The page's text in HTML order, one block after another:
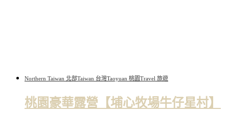
Northern Taiwan 北部Taiwan 台灣Taoyuan 桃園Travel 旅遊
桃園豪華露營【埔心牧場牛仔星村】